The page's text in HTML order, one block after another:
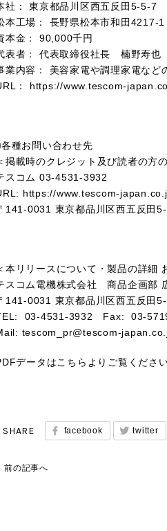
社： 東京都品川区西五反田 5-5-7
本工場： 長野県松本市和田 4217-1
本金：
90,000千円
表者： 代表取締役社長 楠野寿也
業内容： 美容家電や調理家電など
： https://www.tescom-
各種お問い合わせ先
掲載時のクレジット及び読者の方
スコム 03-4531-3932
https://www.tescom-
141-0031 東京都品川区西五反田
本リリースについて・製品の詳細
スコム電機株式会社 商品企画部
141-0031 東京都品川区西五反田
03-4531-3932
Fax: 03-
tescom_pr@tescom-
データはこちらよりご覧ください
SHARE facebook twitter
前の記事へ